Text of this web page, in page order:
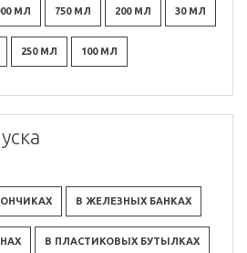
МЛ 750 МЛ 200 МЛ 30 МЛ
250 МЛ 100 МЛ
В ЖЕЛЕЗНЫХ БАНКАХ
В ПЛАСТИКОВЫХ БУТЫЛКАХ